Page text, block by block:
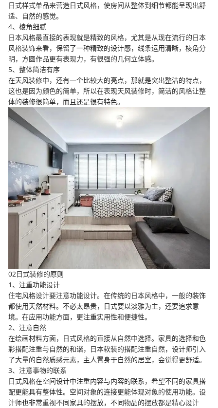
日式样式单品来营造日式风格，使房间从整体到细节都能呈现出舒
适、自然的感觉。
4、棱角细腻
日本风格最直接的表现就是精致的风格，尤其是从现在流行的日本
风格装饰来看，保留了一种精致的设计感，线条运用清晰，棱角分
明，方圆作品更有表现力，有很强的几何立体感。
5、整体简洁有序
在天风装修中，还有一个比较大的亮点，那就是突出整洁的特点，
这也是因为颜色的简单，所以在表现天风装修时，简洁的风格让整
体的装修很简单，而且还是很有特色。
02日式装修的原则
1、注重功能设计
住宅风格设计要注意功能设计。在传统的日本风格中，一般的装饰
都使用天然材料。不必太昂贵，日式要以淡雅为主，还要追求意
境。在应用功能方面，更注重实用性和便捷性。
2、注意自然
在绘画材料方面，日式风格的直接从自然中选择。家具的选择和色
彩搭配注重与自然的和谐，日本软装的搭配注重自然，设计师引入
了大量的自然质感元素，主人置身于自然的居室，会觉得更舒适。
3、注意事物的联系
日式风格在空间设计中注重内容与内容的联系，希望不同的家具搭
配更能具有整体性。空间对象的连接更能体现对象的使用功能。设
计师也非常重视不同家具的摆放，不同物品的摆放都是精心设计